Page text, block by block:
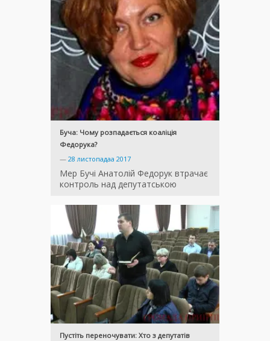
Буча: Чому розпадається коаліція
Федорука?
— 28 листопадаа 2017
Мер Бучі Анатолій Федорук втрачає
контроль над депутатською
Пустіть переночувати: Хто з депутатів